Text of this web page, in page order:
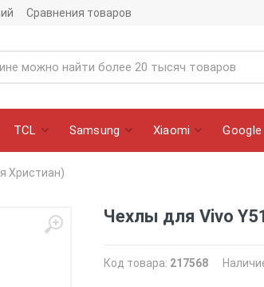
Сравнения товаров
TCL Samsung Xiaomi Google
Христиан)
Чехлы для Vivo
Код товара: 217568